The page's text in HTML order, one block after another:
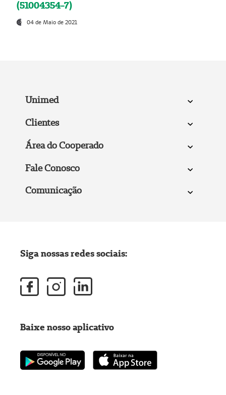
(51004354-7)
04 de Maio de 2021
Unimed
Clientes
Área do Cooperado
Fale Conosco
Comunicação
Siga nossas redes sociais:
Baixe nosso aplicativo